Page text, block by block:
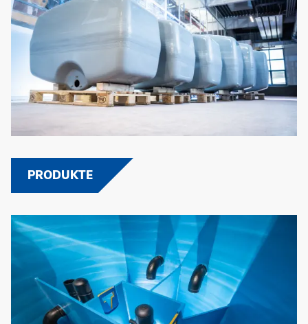
PRODUKTE